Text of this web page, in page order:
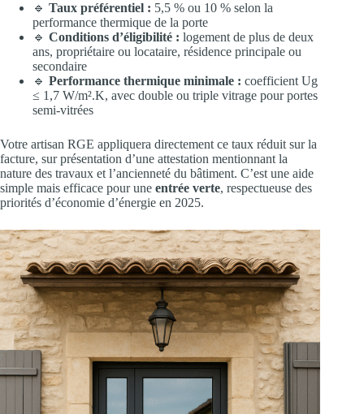
🔹 Taux préférentiel : 5,5 % ou 10 % selon la
performance thermique de la porte
🔹 Conditions d’éligibilité : logement de plus de deux
ans, propriétaire ou locataire, résidence principale ou
secondaire
🔹 Performance thermique minimale : coefficient Ug
≤ 1,7 W/m².K, avec double ou triple vitrage pour portes
semi-vitrées
Votre artisan RGE appliquera directement ce taux réduit sur la
facture, sur présentation d’une attestation mentionnant la
nature des travaux et l’ancienneté du bâtiment. C’est une aide
simple mais efficace pour une entrée verte, respectueuse des
priorités d’économie d’énergie en 2025.